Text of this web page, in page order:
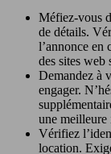
Méfiez-vous
de détails.
l’annonce en
des sites web
Demandez à
engager.
une meilleure
Vérifiez
location.